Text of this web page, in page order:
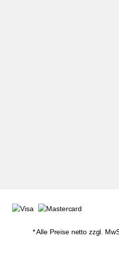
* Alle Preise netto zzgl.